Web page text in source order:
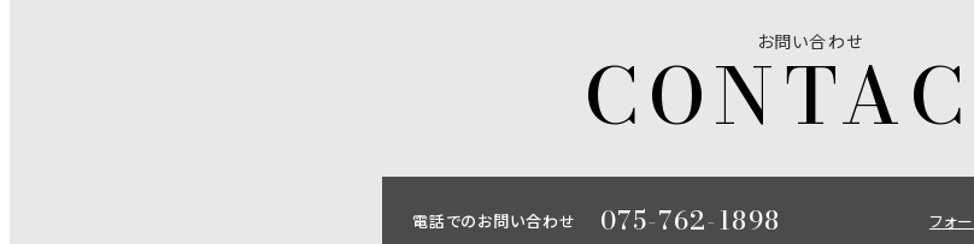
お問い合わせ
電話でのお問い合わせ 075-762-1898 フォ